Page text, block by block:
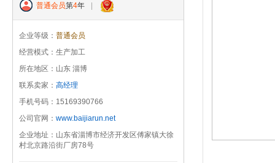
普通会员第4年
企业等级： 普通会员
经营模式：生产加工
所在地区：山东 淄博
联系卖家： 高经理
手机号码：15169390766
公司官网： www.baijiarun.net
企业地址：山东省淄博市经济开发区傅家镇大徐
村北京路沿街厂房78号